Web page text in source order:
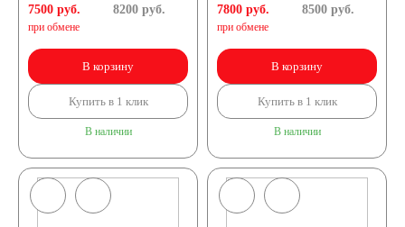
7500 руб.
при обмене
8200руб.
В корзину
Купить в 1 клик
В наличии
7800 руб.
при обмене
8500руб.
В корзину
Купить в 1 клик
В наличии